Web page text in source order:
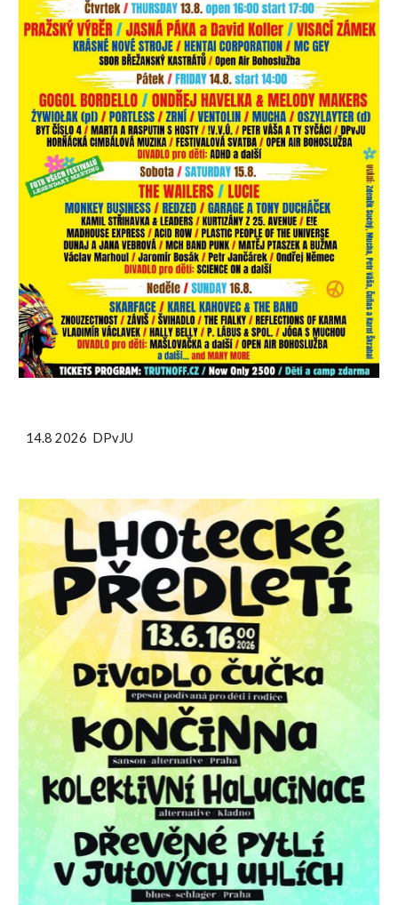
14.8 2026 DPvJU